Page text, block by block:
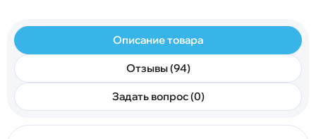
Описание товара
Отзывы (94)
Задать вопрос (0)